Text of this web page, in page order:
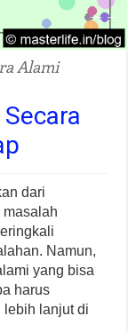
Alami
dari
masalah
Namun,
yang bisa
harus
lebih lanjut di